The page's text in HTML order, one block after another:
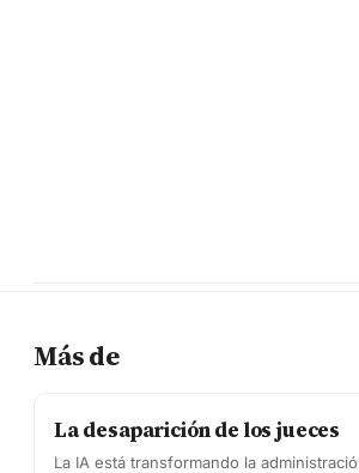
Más de
La desaparición de los jueces
La IA está transformando la